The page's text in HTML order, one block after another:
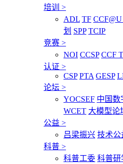
培训 >
ADL TF
划 SPP TCIP
竞赛 >
NOI CCSP CCF
认证 >
CSP PTA GESP
论坛 >
YOCSEF 中国数
WCET 大模型论
公益 >
吕梁振兴 技术公
科普 >
科普工委 科普研